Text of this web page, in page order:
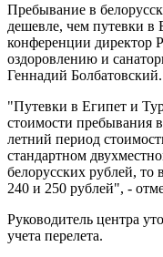
Пребывание в
дешевле, чем путевки
конференции директор
оздоровлению и
Геннадий Болбатовский.
"Путевки в Египет и
стоимости пребывания
летний период
стандартном
белорусских рублей, то
240 и 250 рублей", -
Руководитель центра
учета перелета.